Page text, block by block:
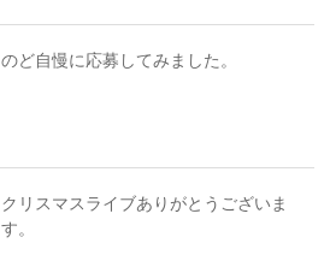
のど自慢に応募してみました。
クリスマスライブありがとうございま
す。